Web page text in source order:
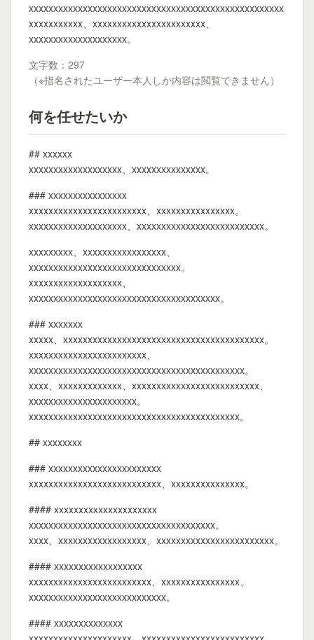
xxxxxxxxxxxxxxxxxxxxxxxxxxxxxxxxxxxxxxxxxxxxxxxxxxxx
xxxxxxxxxxx、xxxxxxxxxxxxxxxxxxxxxxx、
xxxxxxxxxxxxxxxxxxxx。
文字数：297
（※指名されたユーザー本人しか内容は閲覧できません）
何を任せたいか
## xxxxxx
xxxxxxxxxxxxxxxxxxx、xxxxxxxxxxxxxxx。
### xxxxxxxxxxxxxxxx
xxxxxxxxxxxxxxxxxxxxxxxx、xxxxxxxxxxxxxxxx。
xxxxxxxxxxxxxxxxxxxx、xxxxxxxxxxxxxxxxxxxxxxxxxx。
xxxxxxxxx、xxxxxxxxxxxxxxxxx、
xxxxxxxxxxxxxxxxxxxxxxxxxxxxxxx。
xxxxxxxxxxxxxxxxxxx、
xxxxxxxxxxxxxxxxxxxxxxxxxxxxxxxxxxxxxxx。
### xxxxxxx
xxxxx、xxxxxxxxxxxxxxxxxxxxxxxxxxxxxxxxxxxxxxxxx。
xxxxxxxxxxxxxxxxxxxxxxxx、
xxxxxxxxxxxxxxxxxxxxxxxxxxxxxxxxxxxxxxxxxxxx。
xxxx、xxxxxxxxxxxxx、xxxxxxxxxxxxxxxxxxxxxxxxxx、
xxxxxxxxxxxxxxxxxxxxxx。
xxxxxxxxxxxxxxxxxxxxxxxxxxxxxxxxxxxxxxxxxxx。
## xxxxxxxx
### xxxxxxxxxxxxxxxxxxxxxxx
xxxxxxxxxxxxxxxxxxxxxxxxxxx、xxxxxxxxxxxxxxx。
#### xxxxxxxxxxxxxxxxxxxxx
xxxxxxxxxxxxxxxxxxxxxxxxxxxxxxxxxxxxxx。
xxxx、xxxxxxxxxxxxxxxxxx、xxxxxxxxxxxxxxxxxxxxxxxx。
#### xxxxxxxxxxxxxxxxxx
xxxxxxxxxxxxxxxxxxxxxxxxx、xxxxxxxxxxxxxxxx、
xxxxxxxxxxxxxxxxxxxxxxxxxxxx。
#### xxxxxxxxxxxxxx